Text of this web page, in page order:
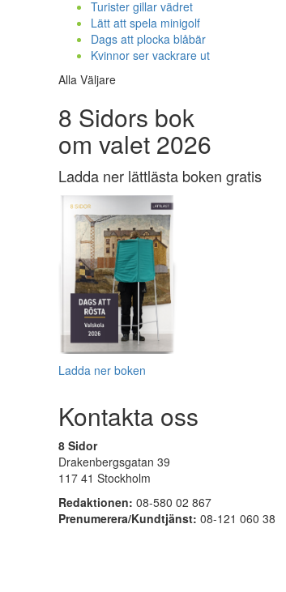
Turister gillar vädret
Lätt att spela minigolf
Dags att plocka blåbär
Kvinnor ser vackrare ut
Alla Väljare
8 Sidors bok
om valet 2026
Ladda ner lättlästa boken gratis
Ladda ner boken
Kontakta oss
8 Sidor
Drakenbergsgatan 39
117 41 Stockholm
Redaktionen: 08-580 02 867
Prenumerera/Kundtjänst: 08-121 060 38